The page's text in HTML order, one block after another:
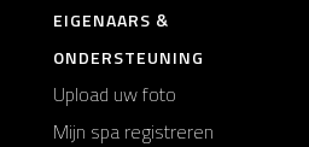
EIGENAARS &
ONDERSTEUNING
Upload uw foto
Mijn spa registreren